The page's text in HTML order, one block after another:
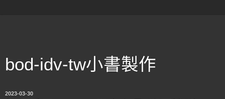
bod-idv-tw小書製作
2023-03-30